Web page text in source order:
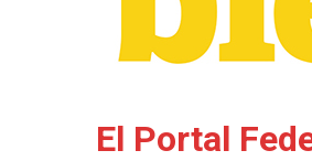
El Portal